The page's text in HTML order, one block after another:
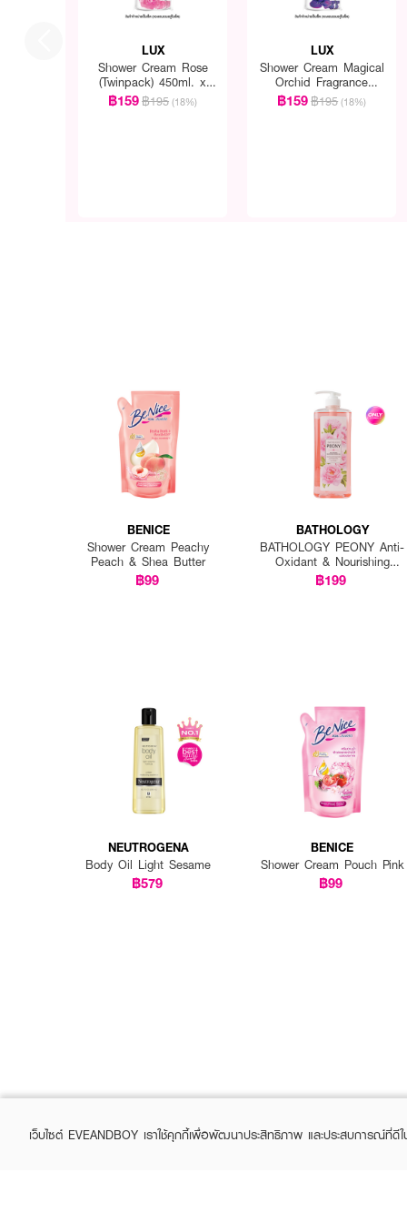
LUX
Shower Cream Rose
(Twinpack) 450ml. x
2pcs.
฿159฿195 (18%)
LUX
Shower Cream Magical
Orchid Fragrance
(Twinpack) 450ml. x
2pcs.
฿159฿195 (18%)
BENICE
Shower Cream Peachy
Peach & Shea Butter
฿99
BATHOLOGY
BATHOLOGY PEONY Anti-
Oxidant & Nourishing
Shower Gel
฿199
NEUTROGENA
Body Oil Light Sesame
฿579
BENICE
Shower Cream Pouch Pink
฿99
เว็บไซต์ EVEANDBOY เราใช้คุกกี้เพื่อพัฒนาประสิทธิภาพ และประสบการณ์ที่